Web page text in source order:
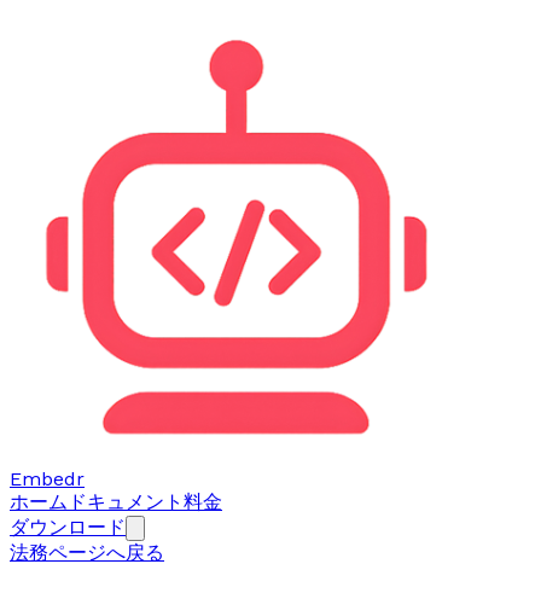
Embedr
ホーム ドキュメント 料金
ダウンロード
法務ページへ戻る